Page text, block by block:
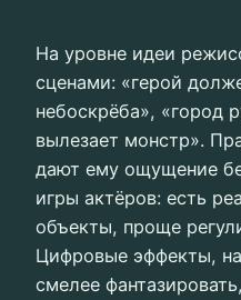
На уровне идеи
сценами: «герой
небоскрёба», «город
вылезает монстр».
дают ему ощущение
игры актёров: есть
объекты, проще
Цифровые эффекты,
смелее